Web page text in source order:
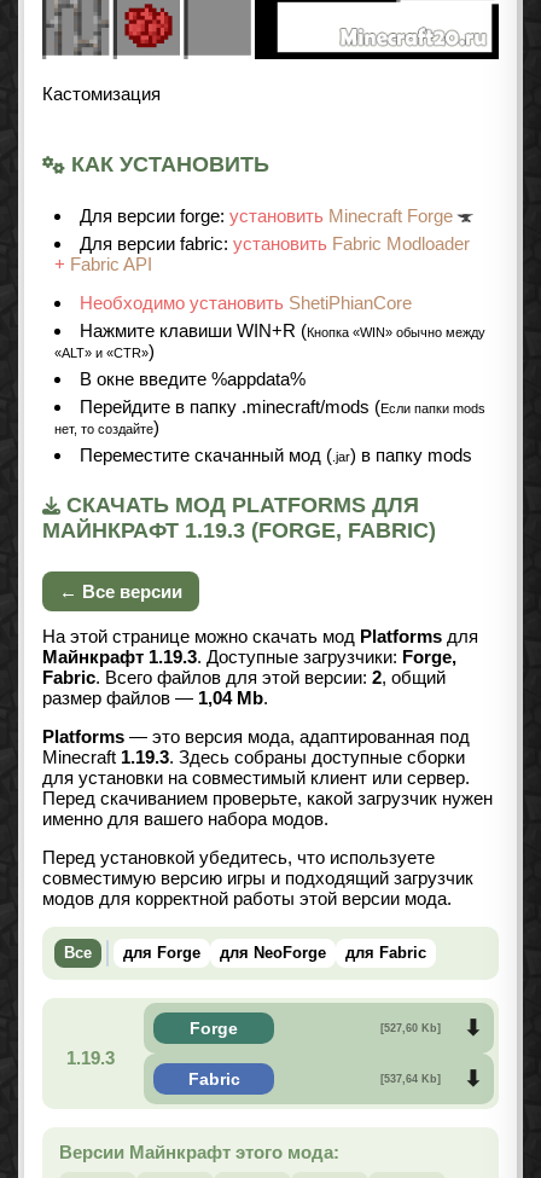
Кастомизация
КАК УСТАНОВИТЬ
Для версии forge: установить Minecraft Forge
Для версии fabric: установить Fabric Modloader
+ Fabric API
Необходимо установить ShetiPhianCore
Нажмите клавиши WIN+R (Кнопка «WIN» обычно между
«ALT» и «CTR»)
В окне введите %appdata%
Перейдите в папку .minecraft/mods (Если папки mods
нет, то создайте)
Переместите скачанный мод ( .jar) в папку mods
СКАЧАТЬ МОД PLATFORMS ДЛЯ
МАЙНКРАФТ 1.19.3 (FORGE, FABRIC)
← Все версии
На этой странице можно скачать мод Platforms для
Майнкрафт 1.19.3. Доступные загрузчики: Forge,
Fabric. Всего файлов для этой версии: 2, общий
размер файлов — 1,04 Mb.
Platforms — это версия мода, адаптированная под
Minecraft 1.19.3. Здесь собраны доступные сборки
для установки на совместимый клиент или сервер.
Перед скачиванием проверьте, какой загрузчик нужен
именно для вашего набора модов.
Перед установкой убедитесь, что используете
совместимую версию игры и подходящий загрузчик
модов для корректной работы этой версии мода.
Все для Forge для NeoForge для Fabric
1.19.3
Forge [527,60 Kb]
Fabric [537,64 Kb]
Версии Майнкрафт этого мода: